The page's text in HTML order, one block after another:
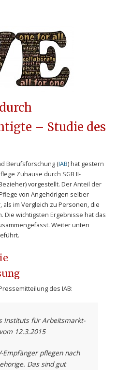
– Studie des
Berufsforschung (IAB) hat gestern
Zuhause durch SGB II-
vorgestellt. Der Anteil der
von Angehörigen selber
im Vergleich zu Personen, die
Die wichtigsten Ergebnisse hat das
Weiter unten
des IAB:
Instituts für Arbeitsmarkt-
12.3.2015
Empfänger pflegen nach
Das sind gut